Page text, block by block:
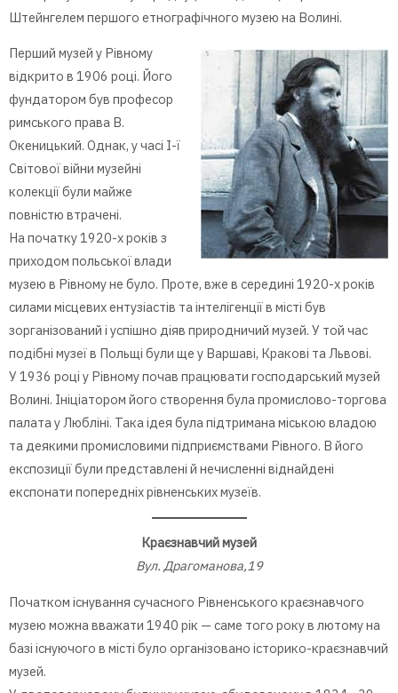
Штейнгелем першого етнографічного музею на Волині.
Перший музей у Рівному
відкрито в 1906 році. Його
фундатором був професор
римського права В.
Океницький. Однак, у часі І-ї
Світової війни музейні
колекції були майже
повністю втрачені.
На початку 1920-х років з
приходом польської влади
музею в Рівному не було. Проте, вже в середині 1920-х років
силами місцевих ентузіастів та інтелігенції в місті був
зорганізований і успішно діяв природничий музей. У той час
подібні музеї в Польщі були ще у Варшаві, Кракові та Львові.
У 1936 році у Рівному почав працювати господарський музей
Волині. Ініціатором його створення була промислово-торгова
палата у Любліні. Така ідея була підтримана міською владою
та деякими промисловими підприємствами Рівного. В його
експозиції були представлені й нечисленні віднайдені
експонати попередніх рівненських музеїв.
Краєзнавчий музей
Вул. Драгоманова,19
Початком існування сучасного Рівненського краєзнавчого
музею можна вважати 1940 рік — саме того року в лютому на
базі існуючого в місті було організовано історико-краєзнавчий
музей.